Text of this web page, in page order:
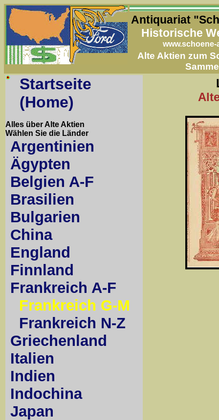
Antiquariat
Historische
www.schoene-
Alte Aktien zum
Startseite
(Home)
Alles über Alte Aktien
Wählen Sie die Länder
Argentinien
Ägypten
Belgien A-F
Brasilien
Bulgarien
China
England
Finnland
Frankreich A-F
Frankreich G-M
Frankreich N-Z
Griechenland
Italien
Indien
Indochina
Japan